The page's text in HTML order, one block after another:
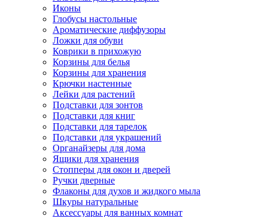
Иконы
Глобусы настольные
Ароматические диффузоры
Ложки для обуви
Коврики в прихожую
Корзины для белья
Корзины для хранения
Крючки настенные
Лейки для растений
Подставки для зонтов
Подставки для книг
Подставки для тарелок
Подставки для украшений
Органайзеры для дома
Ящики для хранения
Стопперы для окон и дверей
Ручки дверные
Флаконы для духов и жидкого мыла
Шкуры натуральные
Аксессуары для ванных комнат